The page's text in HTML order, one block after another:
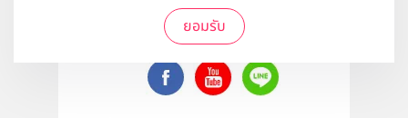
ยอมรับ
ติดตามเราได้ที่